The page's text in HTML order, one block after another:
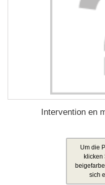
Intervention en
Um die
klicken
sich